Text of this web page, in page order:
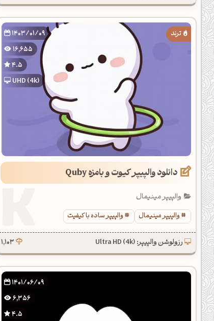
1403/01/09
16,655
4.5
UHD (4k)
دانلود والپیپر کیوت و بامزه Quby
والپیپر مینیمال
والپیپر مینیمال
والپیپر ساده با کیفیت
رزولوشن والپیپر: Ultra HD (4k) 1,103
1401/06/09
6,356
4.5